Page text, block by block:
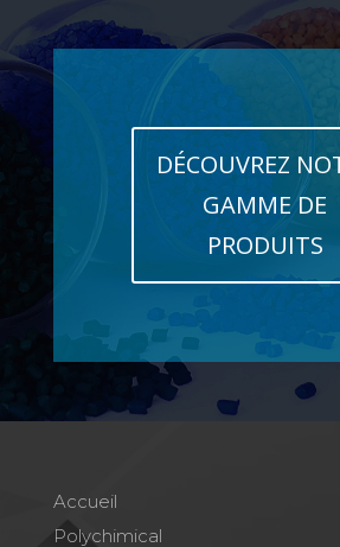
DÉCOUVREZ
GAMME DE
PRODUITS
Accueil
Polychimical